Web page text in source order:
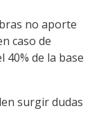
no aporte
caso de
de la base
surgir dudas